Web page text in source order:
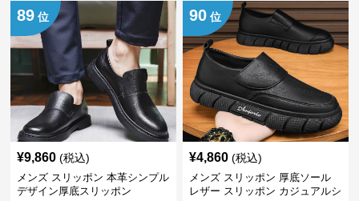
89 位
¥9,860 (税込)
メンズ スリッポン 本革シンプル
デザイン厚底スリッポン
90 位
¥4,860 (税込)
メンズ スリッポン 厚底ソール
レザー スリッポン カジュアルシ